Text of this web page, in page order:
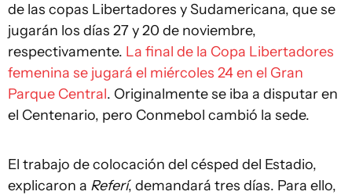
de las copas Libertadores y Sudamericana, que se
jugarán los días 27 y 20 de noviembre,
respectivamente. La final de la Copa Libertadores
femenina se jugará el miércoles 24 en el Gran
Parque Central. Originalmente se iba a disputar en
el Centenario, pero Conmebol cambió la sede.
El trabajo de colocación del césped del Estadio,
explicaron a Referí, demandará tres días. Para ello,